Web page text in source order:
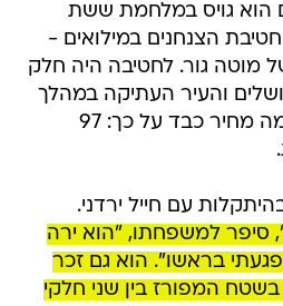
הוא גויס במלחמת ששת
הצנחנים במילואים -
של מוטה גור. לחטיבה היה חלק
והעיר העתיקה במהלך
המלחמה, אך היא שילמה מחיר כבד על כך: 97
עם חייל ירדני.
סיפר למשפחתו, "הוא ירה
ופגעתי בראשו". הוא גם זכר
המפורז בין שני חלקי